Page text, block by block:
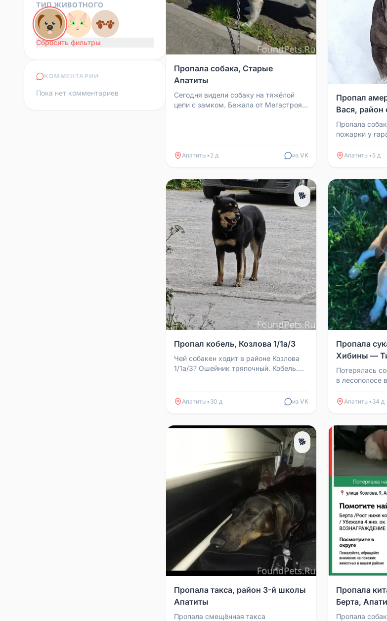
ТИП ЖИВОТНОГО
Сбросить фильтры
КОММЕНТАРИИ
Пока нет комментариев
Пропала собака, Старые
Апатиты
Сегодня видели собаку на тяжёлой
цепи с замком. Бежала от Мегастроя в
Апатиты• 2 д из VK
Пропал
Вася, район
Пропала
пожарки у
кличку Вася,
Апатиты• 5 д
🐕
Пропал кобель, Козлова 1/1а/3
Чей собакен ходит в районе Козлова
1/1а/3? Ошейник тряпочный. Кобель.
Апатиты• 30 д из VK
Пропала
Хибины —
Потерялась
в лесополосе
Собака в
Апатиты• 34 д
🐕
Пропала такса, район 3-й школы
Апатиты
Пропала смещённая такса
Пропала
Берта,
Пропала